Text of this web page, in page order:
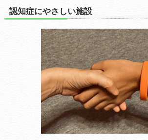
認知症にやさしい施設